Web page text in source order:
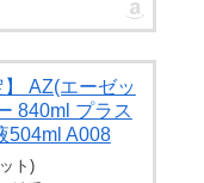
】 AZ(エーゼッ
840ml プラス
504ml A008
ト)